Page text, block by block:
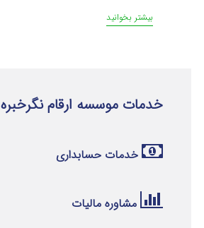
بیشتر بخوانید
خدمات موسسه ارقام نگرخبره
خدمات حسابداری
مشاوره مالیات